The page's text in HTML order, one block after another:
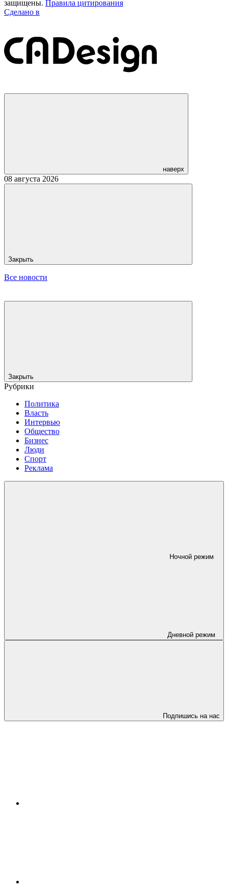
защищены. Правила цитирования
Сделано в
наверх
08 августа 2026
Закрыть
Все новости
Закрыть
Рубрики
Политика
Власть
Интервью
Общество
Бизнес
Люди
Спорт
Реклама
Ночной режим
Дневной режим
Подпишись на нас